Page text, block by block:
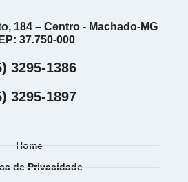
184 – Centro - Machado-MG
37.750-000
3295-1386
3295-1897
Home
de Privacidade